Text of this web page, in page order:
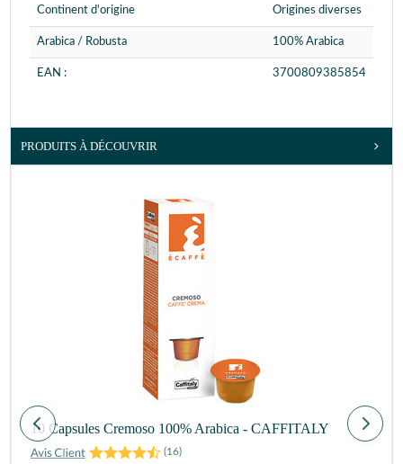
Continent d'origine Origines diverses
Arabica / Robusta 100% Arabica
EAN : 3700809385854
PRODUITS À DÉCOUVRIR
10 Capsules Cremoso 100% Arabica - CAFFITALY
(16)